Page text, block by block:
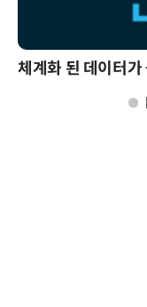
체계화 된 데이터